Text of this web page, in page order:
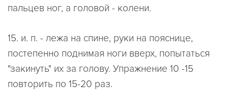
пальцев ног, а головой - колени.
15. и. п. - лежа на спине, руки на пояснице,
постепенно поднимая ноги вверх, попытаться
"закинуть" их за голову. Упражнение 10 -15
повторить по 15-20 раз.